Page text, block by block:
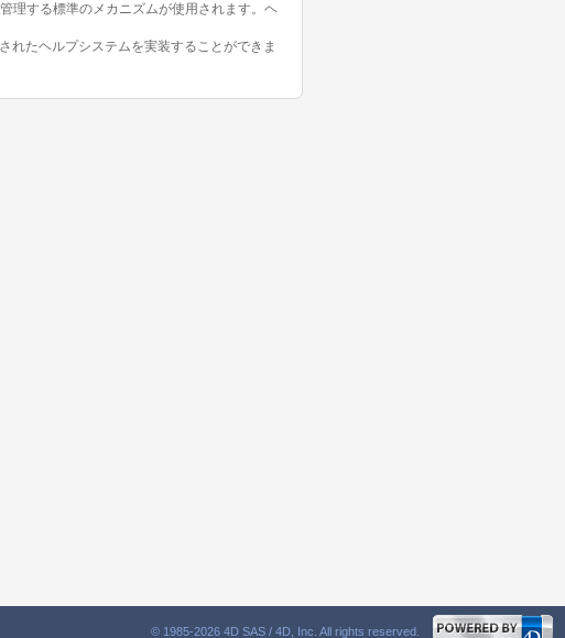
理する標準のメカニズムが使用されます。ヘ
れたヘルプシステムを実装することができま
© 1985-2026 4D SAS / 4D, Inc. All rights reserved.